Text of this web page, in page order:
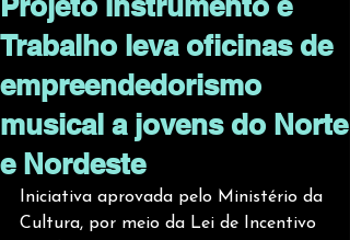
Trabalho leva oficinas de
empreendedorismo
musical a jovens do Norte
e Nordeste
Iniciativa aprovada pelo Ministério da
Cultura, por meio da Lei de Incentivo